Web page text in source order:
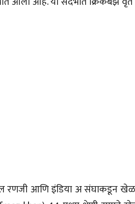
रणजी आणि इंडिया अ संघाकडून